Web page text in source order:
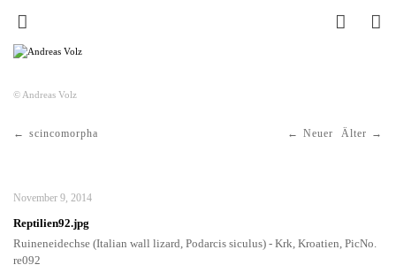
© Andreas Volz
Neuer Älter
scincomorpha
November 9, 2014
Reptilien92.jpg
Ruineneidechse (Italian wall lizard, Podarcis siculus) - Krk, Kroatien, PicNo.
re092